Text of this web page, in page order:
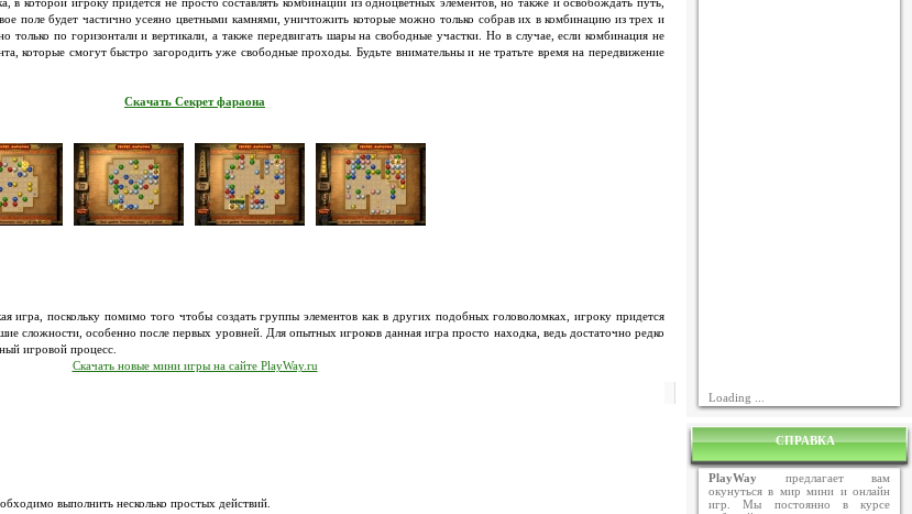
в которой игроку придется не просто составлять комбинации из одноцветных элементов, но также и освобождать путь,
поле будет частично усеяно цветными камнями, уничтожить которые можно только собрав их в комбинацию из трех и
только по горизонтали и вертикали, а также передвигать шары на свободные участки. Но в случае, если комбинация не
которые смогут быстро загородить уже свободные проходы. Будьте внимательны и не тратьте время на передвижение
Скачать Секрет фараона
игра, поскольку помимо того чтобы создать группы элементов как в других подобных головоломках, игроку придется
сложности, особенно после первых уровней. Для опытных игроков данная игра просто находка, ведь достаточно редко
игровой процесс.
Скачать новые мини игры на сайте PlayWay.ru
выполнить несколько простых действий.
Loading ...
СПРАВКА
PlayWay предлагает вам
окунуться в мир мини и онлайн
игр. Мы постоянно в курсе